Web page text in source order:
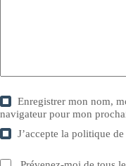
Enregistrer mon nom,
navigateur pour mon
J’accepte lapolitique